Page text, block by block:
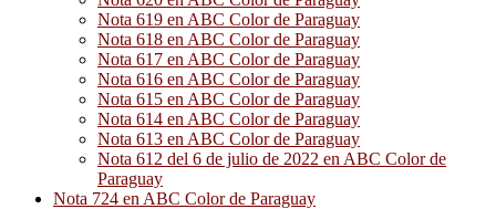
Nota 619 en ABC Color de Paraguay
Nota 618 en ABC Color de Paraguay
Nota 617 en ABC Color de Paraguay
Nota 616 en ABC Color de Paraguay
Nota 615 en ABC Color de Paraguay
Nota 614 en ABC Color de Paraguay
Nota 613 en ABC Color de Paraguay
Nota 612 del 6 de julio de 2022 en ABC Color de
Paraguay
Nota 724 en ABC Color de Paraguay